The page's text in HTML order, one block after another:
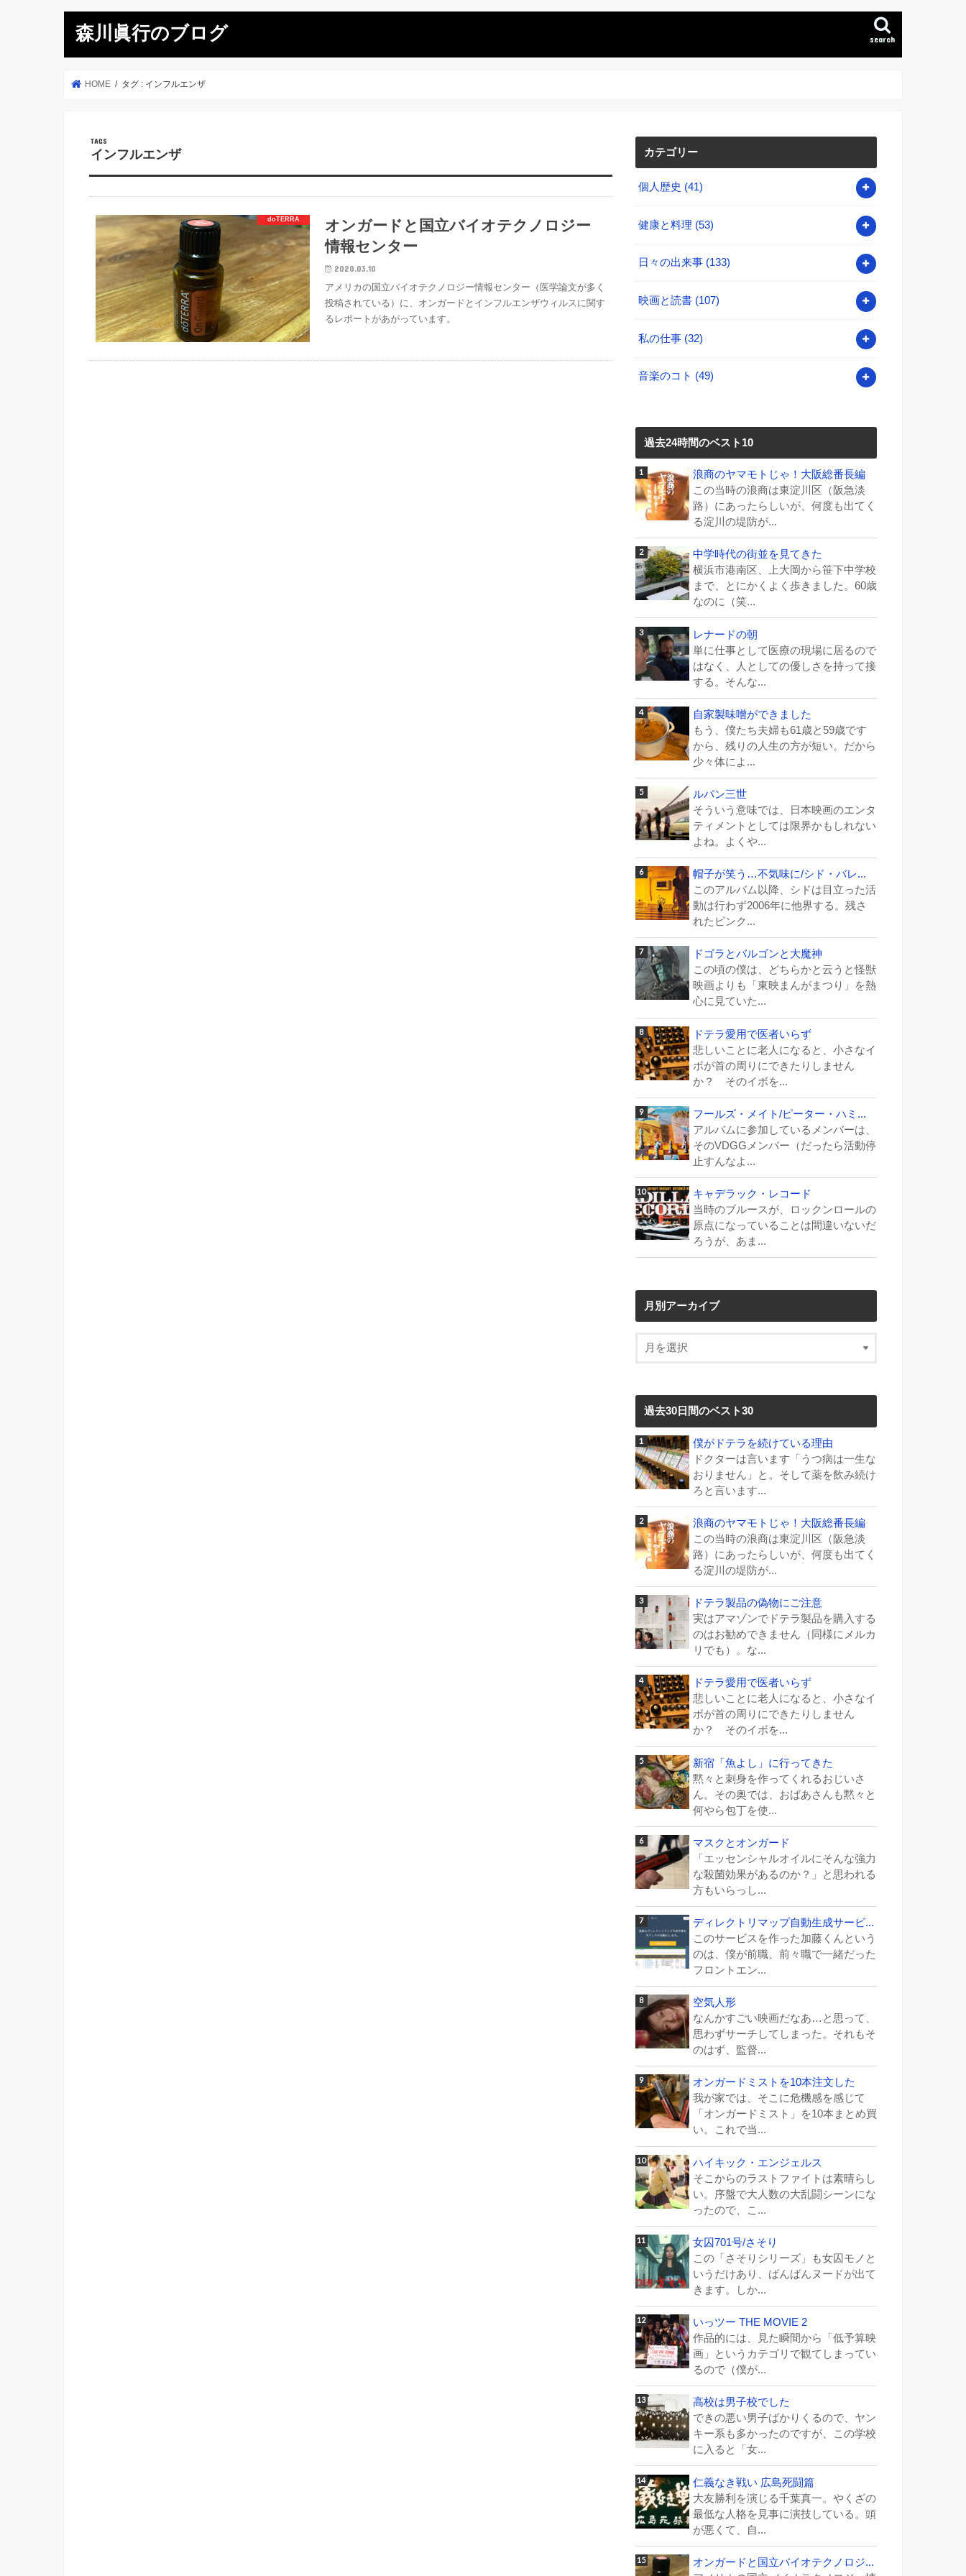
森川眞行のブログ search
HOME タグ : インフルエンザ
インフルエンザ
doTERRA
オンガードと国立バイオテクノロジー
情報センター
2020.03.10
アメリカの国立バイオテクノロジー情報センター（医学論文が多く
投稿されている）に、オンガードとインフルエンザウィルスに関す
るレポートがあがっています。
カテゴリー
個人歴史 (41)
健康と料理 (53)
日々の出来事 (133)
映画と読書 (107)
私の仕事 (32)
音楽のコト (49)
過去24時間のベスト10
浪商のヤマモトじゃ！大阪総番長編
この当時の浪商は東淀川区（阪急淡
路）にあったらしいが、何度も出てく
る淀川の堤防が...
中学時代の街並を見てきた
横浜市港南区、上大岡から笹下中学校
まで、とにかくよく歩きました。60歳
なのに（笑...
レナードの朝
単に仕事として医療の現場に居るので
はなく、人としての優しさを持って接
する。そんな...
自家製味噌ができました
もう、僕たち夫婦も61歳と59歳です
から、残りの人生の方が短い。だから
少々体によ...
ルパン三世
そういう意味では、日本映画のエンタ
ティメントとしては限界かもしれない
よね。よくや...
帽子が笑う…不気味に/シド・バレ...
このアルバム以降、シドは目立った活
動は行わず2006年に他界する。残さ
れたピンク...
ドゴラとバルゴンと大魔神
この頃の僕は、どちらかと云うと怪獣
映画よりも「東映まんがまつり」を熱
心に見ていた...
ドテラ愛用で医者いらず
悲しいことに老人になると、小さなイ
ボが首の周りにできたりしません
か？ そのイボを...
フールズ・メイト/ピーター・ハミ...
アルバムに参加しているメンバーは、
そのVDGGメンバー（だったら活動停
止すんなよ...
キャデラック・レコード
当時のブルースが、ロックンロールの
原点になっていることは間違いないだ
ろうが、あま...
月別アーカイブ
過去30日間のベスト30
僕がドテラを続けている理由
ドクターは言います「うつ病は一生な
おりません」と。そして薬を飲み続け
ろと言います...
浪商のヤマモトじゃ！大阪総番長編
この当時の浪商は東淀川区（阪急淡
路）にあったらしいが、何度も出てく
る淀川の堤防が...
ドテラ製品の偽物にご注意
実はアマゾンでドテラ製品を購入する
のはお勧めできません（同様にメルカ
リでも）。な...
ドテラ愛用で医者いらず
悲しいことに老人になると、小さなイ
ボが首の周りにできたりしません
か？ そのイボを...
新宿「魚よし」に行ってきた
黙々と刺身を作ってくれるおじいさ
ん。その奥では、おばあさんも黙々と
何やら包丁を使...
マスクとオンガード
「エッセンシャルオイルにそんな強力
な殺菌効果があるのか？」と思われる
方もいらっし...
ディレクトリマップ自動生成サービ...
このサービスを作った加藤くんという
のは、僕が前職、前々職で一緒だった
フロントエン...
空気人形
なんかすごい映画だなあ…と思って、
思わずサーチしてしまった。それもそ
のはず、監督...
オンガードミストを10本注文した
我が家では、そこに危機感を感じて
「オンガードミスト」を10本まとめ買
い。これで当...
ハイキック・エンジェルス
そこからのラストファイトは素晴らし
い。序盤で大人数の大乱闘シーンにな
ったので、こ...
女囚701号/さそり
この「さそりシリーズ」も女囚モノと
いうだけあり、ばんばんヌードが出て
きます。しか...
いっツー THE MOVIE 2
作品的には、見た瞬間から「低予算映
画」というカテゴリで観てしまってい
るので（僕が...
高校は男子校でした
できの悪い男子ばかりくるので、ヤン
キー系も多かったのですが、この学校
に入ると「女...
仁義なき戦い 広島死闘篇
大友勝利を演じる千葉真一。やくざの
最低な人格を見事に演技している。頭
が悪くて、自...
オンガードと国立バイオテクノロジ...